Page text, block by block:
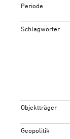
Periode
Schlagwörter
Objektträger
Geopolitik